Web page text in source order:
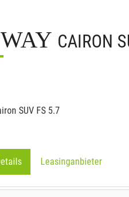
CAIRON
Leasinganbieter